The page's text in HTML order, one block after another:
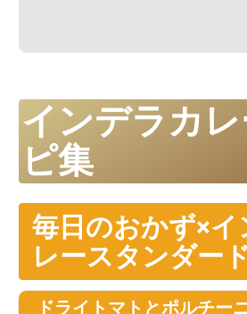
インデラカ
ピ集
毎日のおかず×イ
レースタンダー
ドライトマトとポルチー